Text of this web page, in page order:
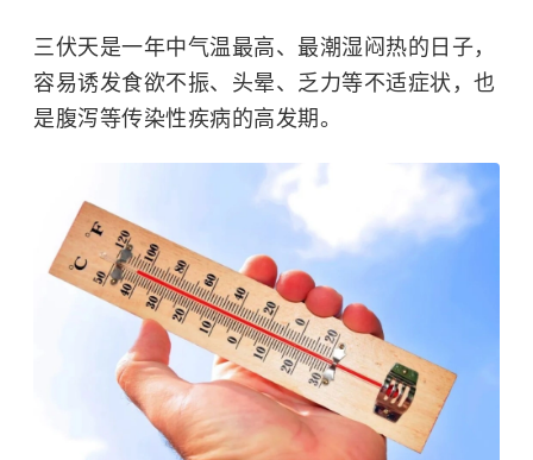
三伏天是一年中气温最高、最潮湿闷热的日子，
容易诱发食欲不振、头晕、乏力等不适症状，也
是腹泻等传染性疾病的高发期。